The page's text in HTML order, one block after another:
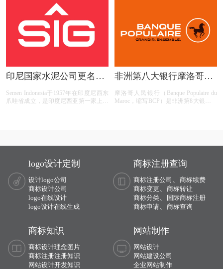
印尼国家水泥公司更名
Semen Indonesia于1957年在印度尼西东
爪哇省成立，是印度尼西亚第一家上市
非洲第八大银行摩洛哥人
摩洛哥人民银行（Banque Populaire du
Maroc，缩写BCP）是非洲第8大银行，
logo设计定制
设计logo公司
商标设计公司
logo在线设计
logo设计在线生成
商标注册查询
商标注册公司
商标续费
商标变更
商标转让
商标分类、
国际商标注册
商标申请、 商标查询
商标知识
商标设计理念图片
商标注册注册知识
网站设计开发知识
网站制作
网站设计
网站建设公司
企业网站制作